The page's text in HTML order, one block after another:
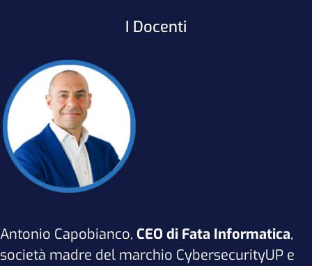
I Docenti
Antonio Capobianco, CEO di Fata Informatica,
società madre del marchio CybersecurityUP e